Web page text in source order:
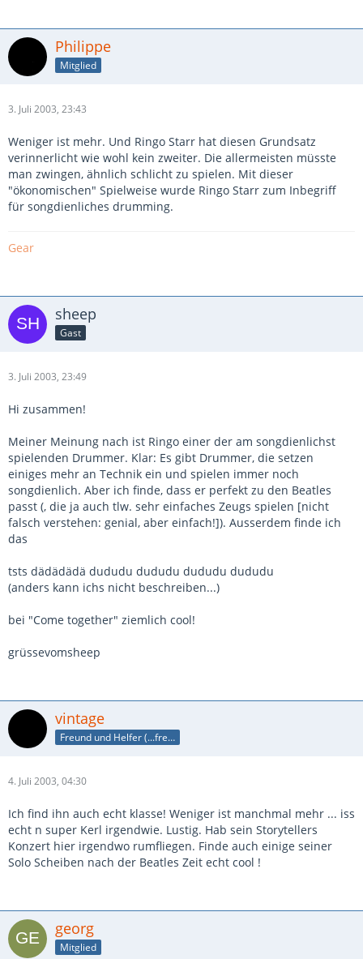
Philippe
Mitglied
3. Juli 2003, 23:43
Weniger ist mehr. Und Ringo Starr hat diesen Grundsatz
verinnerlicht wie wohl kein zweiter. Die allermeisten müsste
man zwingen, ähnlich schlicht zu spielen. Mit dieser
"ökonomischen" Spielweise wurde Ringo Starr zum Inbegriff
für songdienliches drumming.
Gear
sheep
Gast
3. Juli 2003, 23:49
Hi zusammen!
Meiner Meinung nach ist Ringo einer der am songdienlichst
spielenden Drummer. Klar: Es gibt Drummer, die setzen
einiges mehr an Technik ein und spielen immer noch
songdienlich. Aber ich finde, dass er perfekt zu den Beatles
passt (, die ja auch tlw. sehr einfaches Zeugs spielen [nicht
falsch verstehen: genial, aber einfach!]). Ausserdem finde ich
das
tsts dädädädä dududu dududu dududu dududu
(anders kann ichs nicht beschreiben...)
bei "Come together" ziemlich cool!
grüssevomsheep
vintage
Freund und Helfer (...freund, dir helf ich!)
4. Juli 2003, 04:30
Ich find ihn auch echt klasse! Weniger ist manchmal mehr ... iss
echt n super Kerl irgendwie. Lustig. Hab sein Storytellers
Konzert hier irgendwo rumfliegen. Finde auch einige seiner
Solo Scheiben nach der Beatles Zeit echt cool !
georg
Mitglied